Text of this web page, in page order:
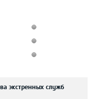
экстренных служб